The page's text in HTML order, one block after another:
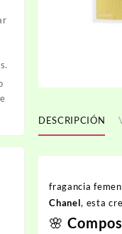
DESCRIPCIÓN
fragancia
Chanel, esta
🌸